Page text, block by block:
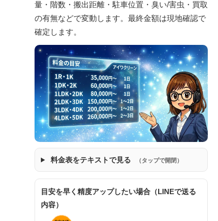
量・階数・搬出距離・駐車位置・臭い/害虫・買取
の有無などで変動します。最終金額は現地確認で
確定します。
料金表をテキストで見る （タップで開閉）
目安を早く精度アップしたい場合（LINEで送る
内容）